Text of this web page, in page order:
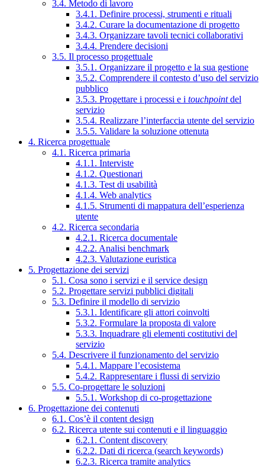
3.4. Metodo di lavoro
3.4.1. Definire processi, strumenti e rituali
3.4.2. Curare la documentazione di progetto
3.4.3. Organizzare tavoli tecnici collaborativi
3.4.4. Prendere decisioni
3.5. Il processo progettuale
3.5.1. Organizzare il progetto e la sua gestione
3.5.2. Comprendere il contesto d’uso del servizio
pubblico
3.5.3. Progettare i processi e i touchpointdel
servizio
3.5.4. Realizzare l’interfaccia utente del servizio
3.5.5. Validare la soluzione ottenuta
4. Ricerca progettuale
4.1. Ricerca primaria
4.1.1. Interviste
4.1.2. Questionari
4.1.3. Test di usabilità
4.1.4. Web analytics
4.1.5. Strumenti di mappatura dell’esperienza
utente
4.2. Ricerca secondaria
4.2.1. Ricerca documentale
4.2.2. Analisi benchmark
4.2.3. Valutazione euristica
5. Progettazione dei servizi
5.1. Cosa sono i servizi e il service design
5.2. Progettare servizi pubblici digitali
5.3. Definire il modello di servizio
5.3.1. Identificare gli attori coinvolti
5.3.2. Formulare la proposta di valore
5.3.3. Inquadrare gli elementi costitutivi del
servizio
5.4. Descrivere il funzionamento del servizio
5.4.1. Mappare l’ecosistema
5.4.2. Rappresentare i flussi di servizio
5.5. Co-progettare le soluzioni
5.5.1. Workshop di co-progettazione
6. Progettazione dei contenuti
6.1. Cos’è il content design
6.2. Ricerca utente sui contenuti e il linguaggio
6.2.1. Content discovery
6.2.2. Dati di ricerca (search keywords)
6.2.3. Ricerca tramite analytics